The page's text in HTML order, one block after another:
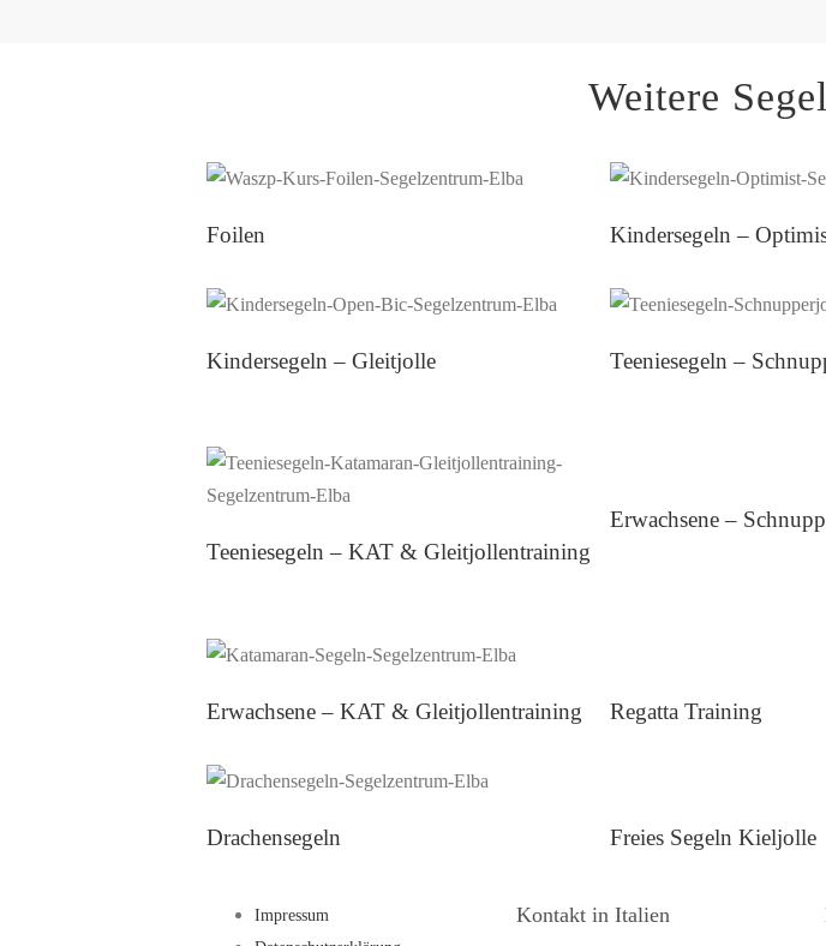
Weitere
Foilen Kindersegeln –
Kindersegeln – Gleitjolle
Teeniesegeln –
Teeniesegeln – KAT & Gleitjollentraining
Erwachsene –
Erwachsene – KAT & Gleitjollentraining Regatta Training
Drachensegeln Freies Segeln Kieljolle
Impressum
Kontakt in Italien